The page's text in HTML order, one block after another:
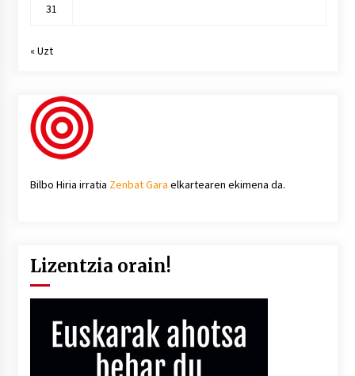
31
« Uzt
Bilbo Hiria irratia Zenbat Gara elkartearen ekimena da.
Lizentzia orain!